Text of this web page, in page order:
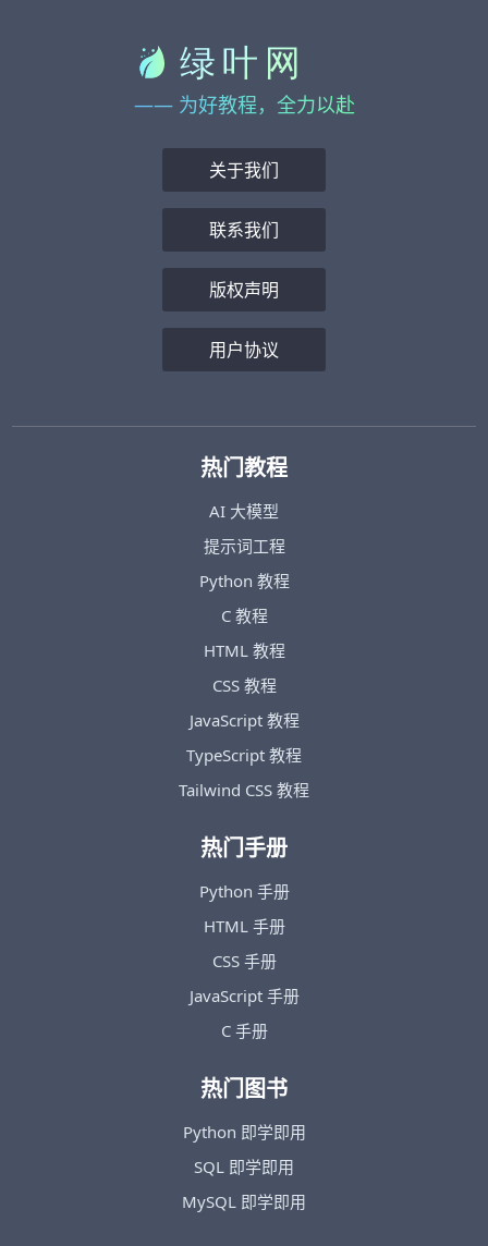
—— 为好教程，全力以赴
关于我们
联系我们
版权声明
用户协议
热门教程
AI 大模型
提示词工程
Python 教程
C 教程
HTML 教程
CSS 教程
JavaScript 教程
TypeScript 教程
Tailwind CSS 教程
热门手册
Python 手册
HTML 手册
CSS 手册
JavaScript 手册
C 手册
热门图书
Python 即学即用
SQL 即学即用
MySQL 即学即用